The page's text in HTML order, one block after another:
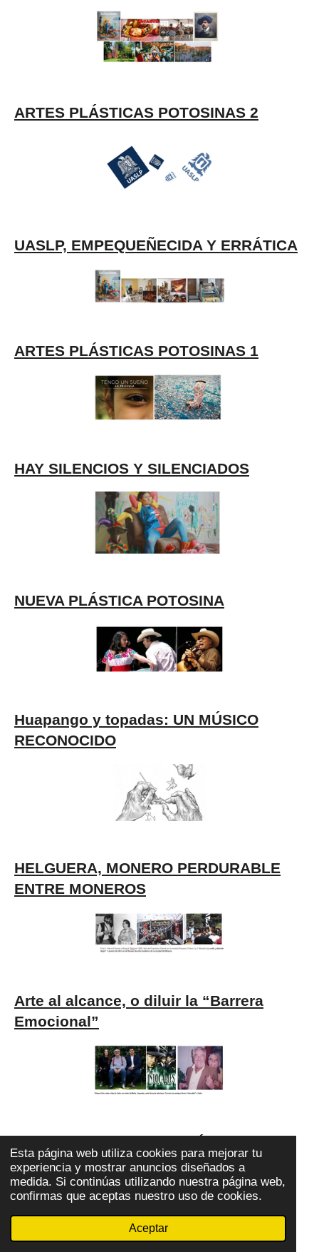
Esta página web utiliza cookies para mejorar tu
experiencia y mostrar anuncios diseñados a
medida. Si continúas utilizando nuestra página web,
confirmas que aceptas nuestro uso de cookies.
Aceptar
ARTES PLÁSTICAS POTOSINAS 2
UASLP, EMPEQUEÑECIDA Y ERRÁTICA
ARTES PLÁSTICAS POTOSINAS 1
HAY SILENCIOS Y SILENCIADOS
NUEVA PLÁSTICA POTOSINA
Huapango y topadas: UN MÚSICO
RECONOCIDO
HELGUERA, MONERO PERDURABLE
ENTRE MONEROS
Arte al alcance, o diluir la “Barrera
Emocional”